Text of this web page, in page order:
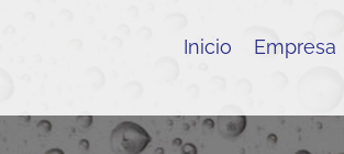
Inicio Empresa